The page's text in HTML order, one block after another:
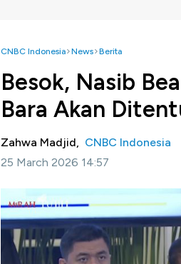
CNBC Indonesia News Berita
Besok, Nasib
Bara Akan
Zahwa Madjid, CNBC Indonesia
25 March 2026 14:57